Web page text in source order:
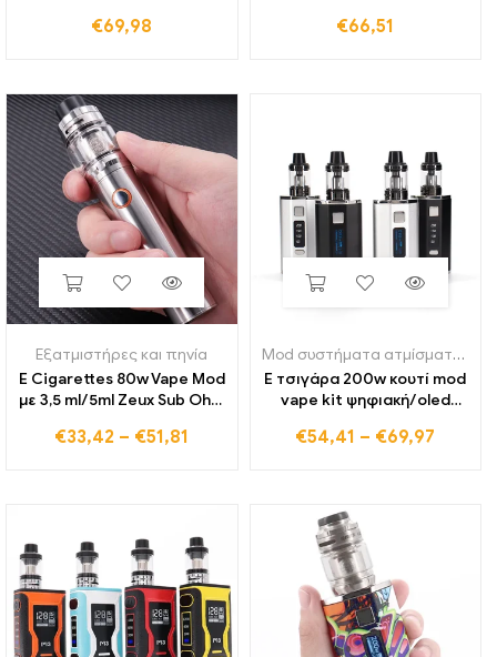
οθόνη με zeus x mesh rta
€69,98
φαλακρός ατμοποιητής
€66,51
Εξατμιστήρες και πηνία
E Cigarettes 80w Vape Mod
με 3,5 ml/5ml Zeux Sub Ohm
Kits 24mm 2200mah
€33,42 – €51,81
Mod συστήματα ατμίσματος
E τσιγάρα 200w κουτί mod
vape kit ψηφιακή/oled
Dual 4400mah Battery
€54,41 – €69,97